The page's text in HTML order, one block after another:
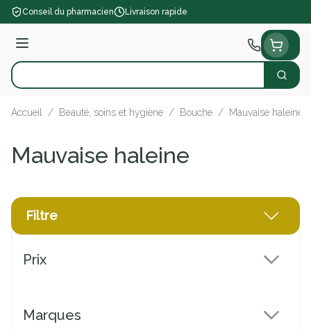
Aller au contenu
Conseil du pharmacien Livraison rapide
Menu
Rechercher
Accueil / Beauté, soins et hygiène / Bouche / Mauvaise haleine
Mauvaise haleine
Filtre
Prix
Marques